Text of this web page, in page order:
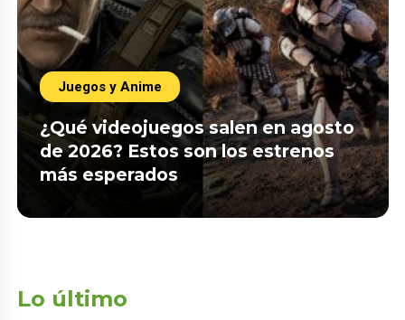
Juegos y Anime
¿Qué videojuegos salen en agosto
de 2026? Estos son los estrenos
más esperados
Lo último